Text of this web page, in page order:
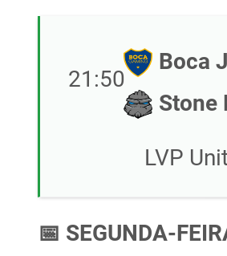
21:50
Boca
Stone
LVP
📅 SEGUNDA-